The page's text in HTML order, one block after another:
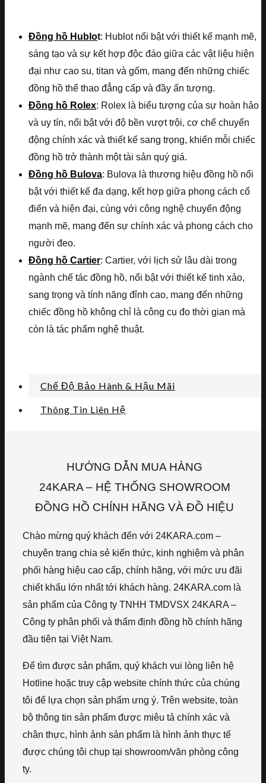
Đồng hồ Hublot: Hublot nổi bật với thiết kế mạnh mẽ,
sáng tạo và sự kết hợp độc đáo giữa các vật liệu hiện
đại như cao su, titan và gốm, mang đến những chiếc
đồng hồ thể thao đẳng cấp và đầy ấn tượng.
Đồng hồ Rolex: Rolex là biểu tượng của sự hoàn hảo
và uy tín, nổi bật với độ bền vượt trội, cơ chế chuyển
động chính xác và thiết kế sang trọng, khiến mỗi chiếc
đồng hồ trở thành một tài sản quý giá.
Đồng hồ Bulova: Bulova là thương hiệu đồng hồ nổi
bật với thiết kế đa dạng, kết hợp giữa phong cách cổ
điển và hiện đại, cùng với công nghệ chuyển động
mạnh mẽ, mang đến sự chính xác và phong cách cho
người đeo.
Đồng hồ Cartier: Cartier, với lịch sử lâu dài trong
ngành chế tác đồng hồ, nổi bật với thiết kế tinh xảo,
sang trọng và tính năng đỉnh cao, mang đến những
chiếc đồng hồ không chỉ là công cụ đo thời gian mà
còn là tác phẩm nghệ thuật.
Chế Độ Bảo Hành & Hậu Mãi
Thông Tin Liên Hệ
HƯỚNG DẪN MUA HÀNG
24KARA – HỆ THỐNG SHOWROOM
ĐỒNG HỒ CHÍNH HÃNG VÀ ĐỒ HIỆU
Chào mừng quý khách đến với 24KARA.com –
chuyên trang chia sẻ kiến thức, kinh nghiệm và phân
phối hàng hiệu cao cấp, chính hãng, với mức ưu đãi
chiết khấu lớn nhất tới khách hàng. 24KARA.com là
sản phẩm của Công ty TNHH TMDVSX 24KARA –
Công ty phân phối và thẩm định đồng hồ chính hãng
đầu tiên tại Việt Nam.
Để tìm được sản phẩm, quý khách vui lòng liên hệ
Hotline hoặc truy cập website chính thức của chúng
tôi để lựa chọn sản phẩm ưng ý. Trên website, toàn
bộ thông tin sản phẩm được miêu tả chính xác và
chân thực, hình ảnh sản phẩm là hình ảnh thực tế
được chúng tôi chụp tại showroom/văn phòng công
ty.